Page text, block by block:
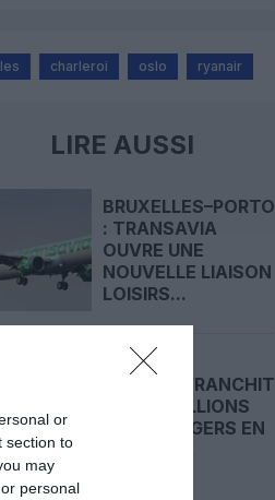
or
section to
may
personal
charleroi oslo ryanair
LIRE AUSSI
BRUXELLES–PORTO
: TRANSAVIA
OUVRE UNE
NOUVELLE LIAISON
LOISIRS...
RYANAIR FRANCHIT
LES 22 MILLIONS
DE PASSAGERS EN